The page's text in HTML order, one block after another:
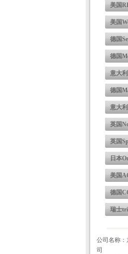
美国
美国
德国
德国
意大
德国
意大
英国
英国
日本
美国
德国
瑞士
公司名称
司